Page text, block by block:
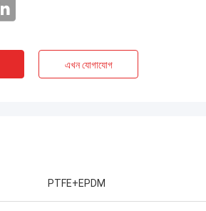
এখন যোগাযোগ
PTFE+EPDM